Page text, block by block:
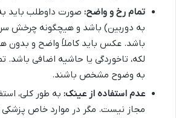
تمام رخ و واضح: صورت داوطلب باید
به دوربین) باشد و هیچگونه چرخش سر
باشد. عکس باید کاملاً واضح و بدون
لکه، تاخوردگی یا حاشیه اضافی باشد.
به وضوح مشخص باشند.
عدم استفاده از عینک: به طور کلی،
مجاز نیست. مگر در موارد خاص